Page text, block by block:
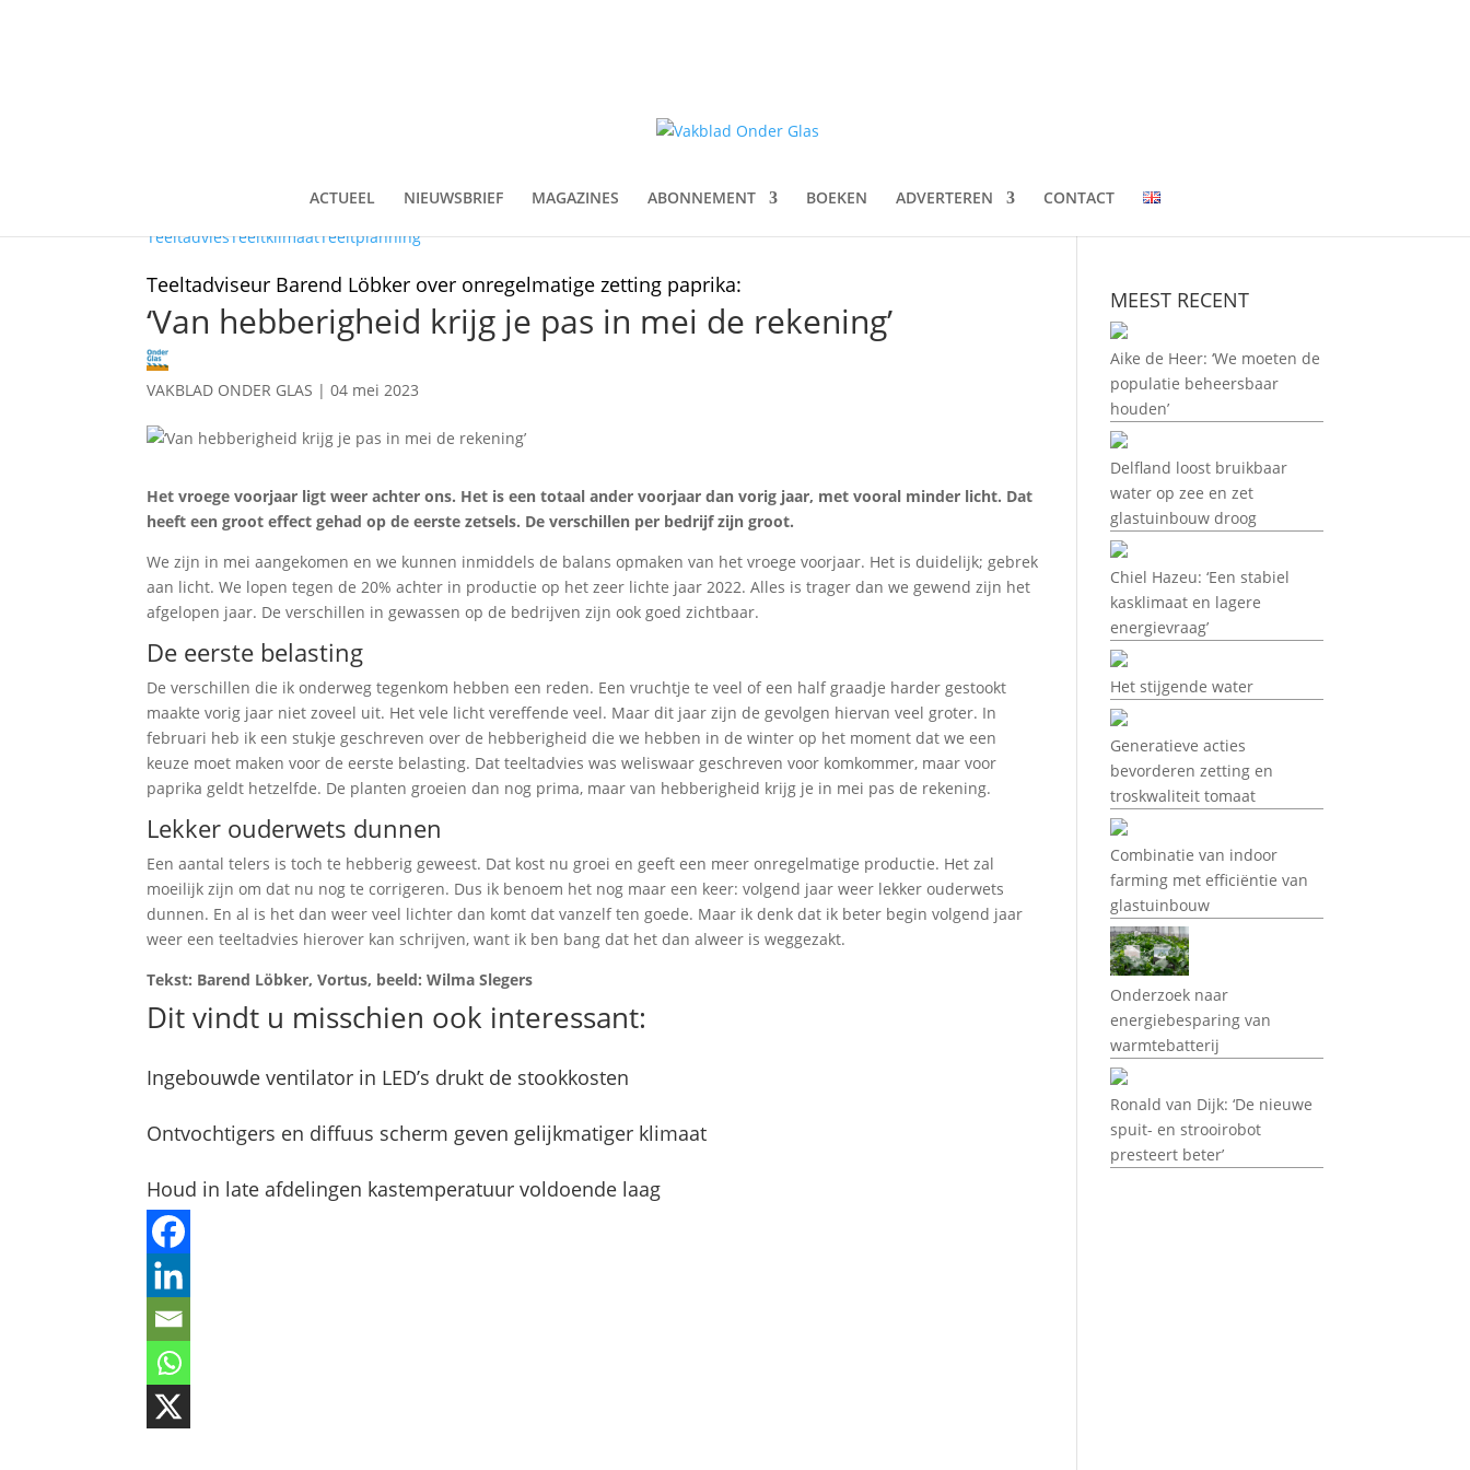
ACTUEEL NIEUWSBRIEF MAGAZINES ABONNEMENT BOEKEN ADVERTEREN
CONTACT
TeeltadviesTeeltklimaatTeeltplanning
Teeltadviseur Barend Löbker over onregelmatige zetting paprika:
‘Van hebberigheid krijg je pas in mei de rekening’
VAKBLAD ONDER GLAS |04 mei 2023
Het vroege voorjaar ligt weer achter ons. Het is een totaal ander voorjaar dan vorig jaar, met vooral minder licht. Dat
heeft een groot effect gehad op de eerste zetsels. De verschillen per bedrijf zijn groot.
We zijn in mei aangekomen en we kunnen inmiddels de balans opmaken van het vroege voorjaar. Het is duidelijk; gebrek
aan licht. We lopen tegen de 20% achter in productie op het zeer lichte jaar 2022. Alles is trager dan we gewend zijn het
afgelopen jaar. De verschillen in gewassen op de bedrijven zijn ook goed zichtbaar.
De eerste belasting
De verschillen die ik onderweg tegenkom hebben een reden. Een vruchtje te veel of een half graadje harder gestookt
maakte vorig jaar niet zoveel uit. Het vele licht vereffende veel. Maar dit jaar zijn de gevolgen hiervan veel groter. In
februari heb ik een stukje geschreven over de hebberigheid die we hebben in de winter op het moment dat we een
keuze moet maken voor de eerste belasting. Dat teeltadvies was weliswaar geschreven voor komkommer, maar voor
paprika geldt hetzelfde. De planten groeien dan nog prima, maar van hebberigheid krijg je in mei pas de rekening.
Lekker ouderwets dunnen
Een aantal telers is toch te hebberig geweest. Dat kost nu groei en geeft een meer onregelmatige productie. Het zal
moeilijk zijn om dat nu nog te corrigeren. Dus ik benoem het nog maar een keer: volgend jaar weer lekker ouderwets
dunnen. En al is het dan weer veel lichter dan komt dat vanzelf ten goede. Maar ik denk dat ik beter begin volgend jaar
weer een teeltadvies hierover kan schrijven, want ik ben bang dat het dan alweer is weggezakt.
Tekst: Barend Löbker, Vortus, beeld: Wilma Slegers
Dit vindt u misschien ook interessant:
Ingebouwde ventilator in LED’s drukt de stookkosten
Ontvochtigers en diffuus scherm geven gelijkmatiger klimaat
Houd in late afdelingen kastemperatuur voldoende laag
MEEST RECENT
Aike de Heer: ‘We moeten de
populatie beheersbaar
houden’
Delfland loost bruikbaar
water op zee en zet
glastuinbouw droog
Chiel Hazeu: ‘Een stabiel
kasklimaat en lagere
energievraag’
Het stijgende water
Generatieve acties
bevorderen zetting en
troskwaliteit tomaat
Combinatie van indoor
farming met efficiëntie van
glastuinbouw
Onderzoek naar
energiebesparing van
warmtebatterij
Ronald van Dijk: ‘De nieuwe
spuit- en strooirobot
presteert beter’